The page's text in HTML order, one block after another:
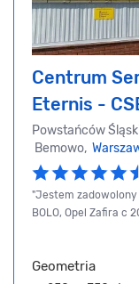
Centrum
Eternis -
Powstańców
Bemowo,
"Jestem zadowolony
BOLO, Opel Zafira c
Geometria